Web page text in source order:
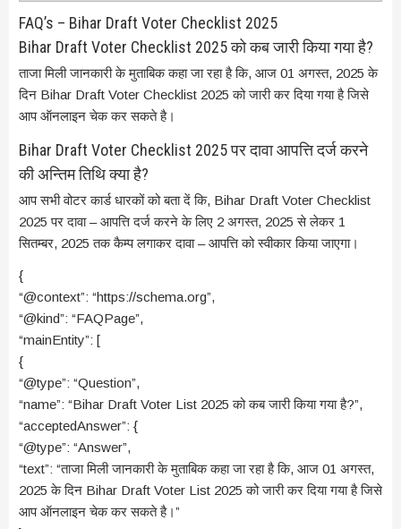
FAQ’s – Bihar Draft Voter Checklist 2025
Bihar Draft Voter Checklist 2025 को कब जारी किया गया है?
ताजा मिली जानकारी के मुताबिक कहा जा रहा है कि, आज 01 अगस्त, 2025 के
दिन Bihar Draft Voter Checklist 2025 को जारी कर दिया गया है जिसे
आप ऑनलाइन चेक कर सकते है।
Bihar Draft Voter Checklist 2025 पर दावा आपत्ति दर्ज करने
की अन्तिम तिथि क्या है?
आप सभी वोटर कार्ड धारकों को बता दें कि, Bihar Draft Voter Checklist
2025 पर दावा – आपत्ति दर्ज करने के लिए 2 अगस्त, 2025 से लेकर 1
सितम्बर, 2025 तक कैम्प लगाकर दावा – आपत्ति को स्वीकार किया जाएगा।
{
“@context”: “https://schema.org”,
“@kind”: “FAQPage”,
“mainEntity”: [
{
“@type”: “Question”,
“name”: “Bihar Draft Voter List 2025 को कब जारी किया गया है?”,
“acceptedAnswer”: {
“@type”: “Answer”,
“text”: “ताजा मिली जानकारी के मुताबिक कहा जा रहा है कि, आज 01 अगस्त,
2025 के दिन Bihar Draft Voter List 2025 को जारी कर दिया गया है जिसे
आप ऑनलाइन चेक कर सकते है।”